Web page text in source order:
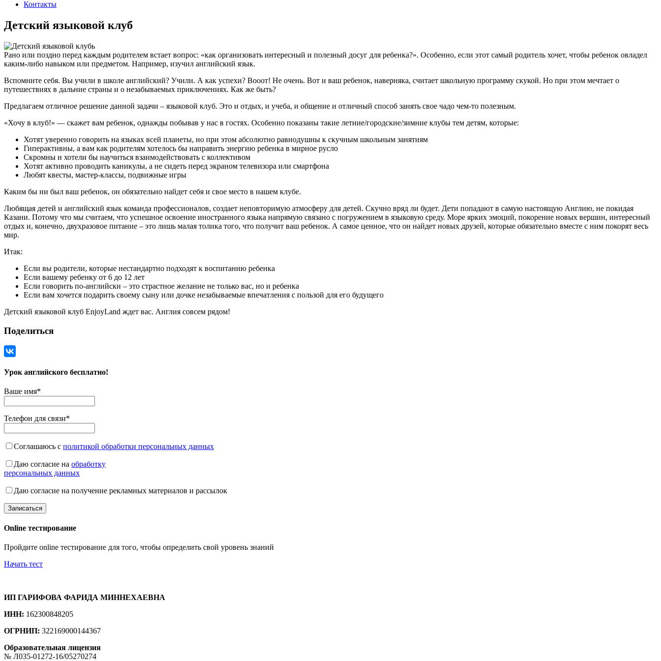
Контакты
Детский языковой клуб
Рано или поздно перед каждым родителем встает вопрос: «как организовать интересный и полезный досуг для ребенка?». Особенно, если этот самый родитель хочет, чтобы ребенок овладел
каким-либо навыком или предметом. Например, изучил английский язык.
Вспомните себя. Вы учили в школе английский? Учили. А как успехи? Вооот! Не очень. Вот и ваш ребенок, наверняка, считает школьную программу скукой. Но при этом мечтает о
путешествиях в дальние страны и о незабываемых приключениях. Как же быть?
Предлагаем отличное решение данной задачи – языковой клуб. Это и отдых, и учеба, и общение и отличный способ занять свое чадо чем-то полезным.
«Хочу в клуб!» — скажет вам ребенок, однажды побывав у нас в гостях. Особенно показаны такие летние/городские/зимние клубы тем детям, которые:
Хотят уверенно говорить на языках всей планеты, но при этом абсолютно равнодушны к скучным школьным занятиям
Гиперактивны, а вам как родителям хотелось бы направить энергию ребенка в мирное русло
Скромны и хотели бы научиться взаимодействовать с коллективом
Хотят активно проводить каникулы, а не сидеть перед экраном телевизора или смартфона
Любят квесты, мастер-классы, подвижные игры
Каким бы ни был ваш ребенок, он обязательно найдет себя и свое место в нашем клубе.
Любящая детей и английский язык команда профессионалов, создает неповторимую атмосферу для детей. Скучно вряд ли будет. Дети попадают в самую настоящую Англию, не покидая
Казани. Потому что мы считаем, что успешное освоение иностранного языка напрямую связано с погружением в языковую среду. Море ярких эмоций, покорение новых вершин, интересный
отдых и, конечно, двухразовое питание – это лишь малая толика того, что получит ваш ребенок. А самое ценное, что он найдет новых друзей, которые обязательно вместе с ним покорят весь
мир.
Итак:
Если вы родители, которые нестандартно подходят к воспитанию ребенка
Если вашему ребенку от 6 до 12 лет
Если говорить по-английски – это страстное желание не только вас, но и ребенка
Если вам хочется подарить своему сыну или дочке незабываемые впечатления с пользой для его будущего
Детский языковой клуб EnjoyLand ждет вас. Англия совсем рядом!
Поделиться
Урок английского бесплатно!
Ваше имя*
Телефон для связи*
Соглашаюсь с политикой обработки персональных данных
Даю согласие на обработку
персональных данных
Даю согласие на получение рекламных материалов и рассылок
Online тестирование
Пройдите online тестирование для того, чтобы определить свой уровень знаний
Начать тест
ИП ГАРИФОВА ФАРИДА МИННЕХАЕВНА
ИНН: 162300848205
ОГРНИП: 322169000144367
Образовательная лицензия
№ Л035-01272-16/05270274